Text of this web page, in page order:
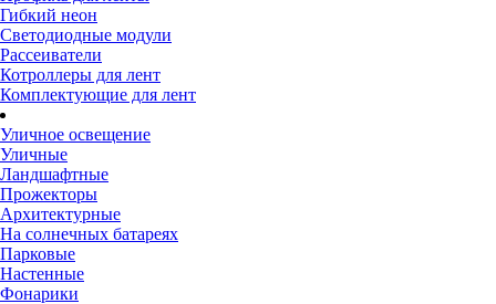
Гибкий неон
Светодиодные модули
Рассеиватели
Котроллеры для лент
Комплектующие для лент
Уличное освещение
Уличные
Ландшафтные
Прожекторы
Архитектурные
На солнечных батареях
Парковые
Настенные
Фонарики